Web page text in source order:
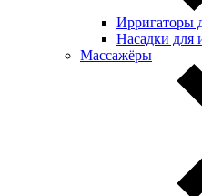
Ирригаторы
Насадки для
Массажёры